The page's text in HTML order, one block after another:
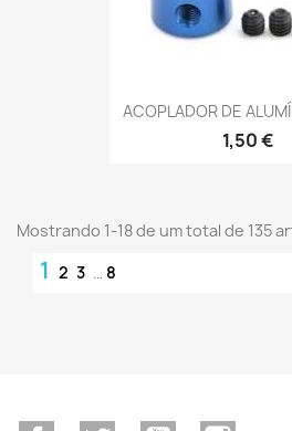
ACOPLADOR DE
1,50 €
Mostrando 1-18 de um total de 135
1 2 3 … 8